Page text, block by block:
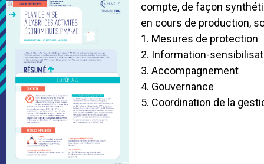
compte, de façon
en cours de production,
1. Mesures de protection
2. Information-
3. Accompagnement
4. Gouvernance
5. Coordination de la